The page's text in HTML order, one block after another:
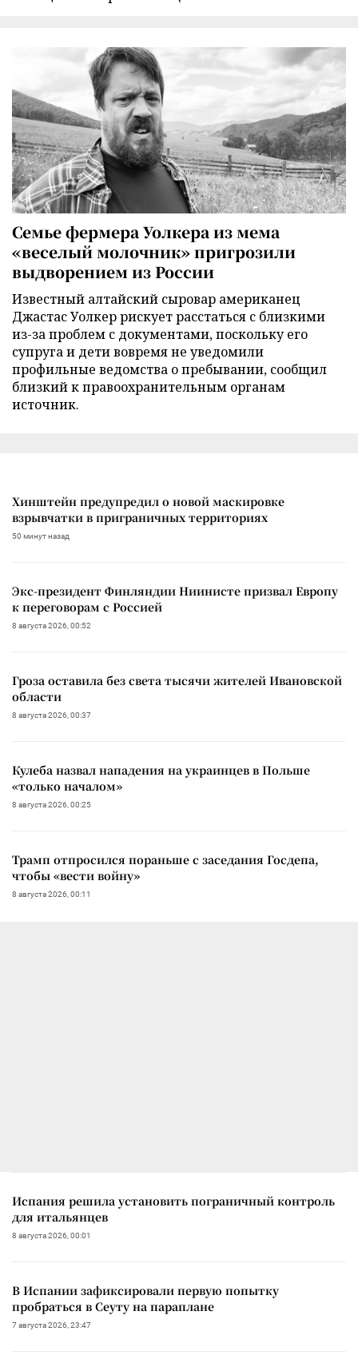
Семье фермера Уолкера из мема
«веселый молочник» пригрозили
выдворением из России
Известный алтайский сыровар американец
Джастас Уолкер рискует расстаться с близкими
из-за проблем с документами, поскольку его
супруга и дети вовремя не уведомили
профильные ведомства о пребывании, сообщил
близкий к правоохранительным органам
источник.
Хинштейн предупредил о новой маскировке
взрывчатки в приграничных территориях
50 минут назад
Экс-президент Финляндии Ниинисте призвал Европу
к переговорам с Россией
8 августа 2026, 00:52
Гроза оставила без света тысячи жителей Ивановской
области
8 августа 2026, 00:37
Кулеба назвал нападения на украинцев в Польше
«только началом»
8 августа 2026, 00:25
Трамп отпросился пораньше с заседания Госдепа,
чтобы «вести войну»
8 августа 2026, 00:11
Испания решила установить пограничный контроль
для итальянцев
8 августа 2026, 00:01
В Испании зафиксировали первую попытку
пробраться в Сеуту на параплане
7 августа 2026, 23:47